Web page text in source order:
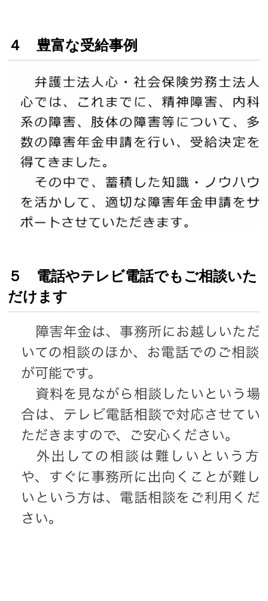
４ 豊富な受給事例
５ 電話やテレビ電話でもご相談いた
だけます